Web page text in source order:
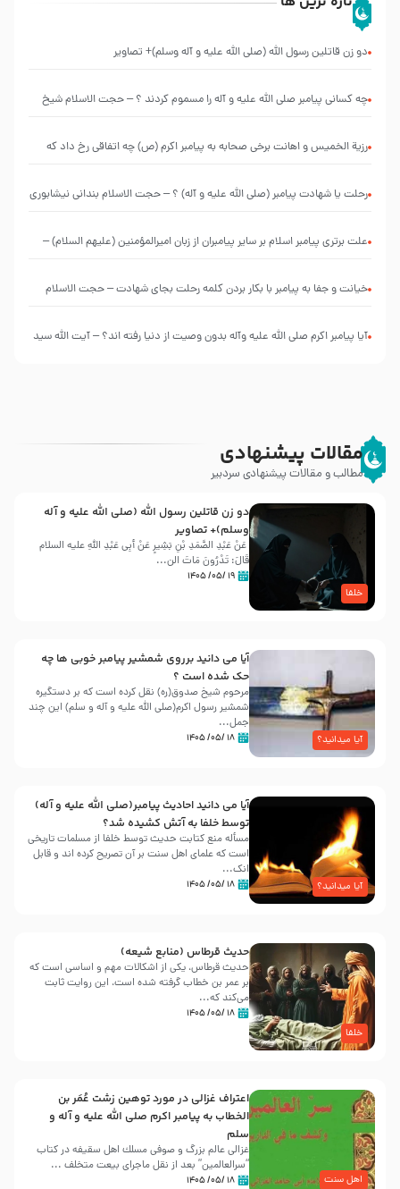
دو زن قاتلين رسول الله (صلى‌ الله‌ علیه‌ و آله‌ وسلم)+ تصاویر
چه کسانی پیامبر صلی الله علیه و آله را مسموم کردند ؟ – حجت الاسلام شیخ
رزیة الخمیس و اهانت برخی صحابه به پیامبر اکرم (ص) چه اتفاقی رخ داد که
رحلت یا شهادت پیامبر (صلی الله علیه و آله) ؟ – حجت الاسلام بندانی نیشابوری
علت برتری پیامبر اسلام بر سایر پیامبران از زبان امیرالمؤمنین (علیهم السلام) –
خیانت و جفا به پیامبر با بکار بردن کلمه رحلت بجای شهادت – حجت الاسلام
آیا پیامبر اکرم صلی الله علیه وآله بدون وصیت از دنیا رفته ‌اند؟ – آیت الله سید
مقالات پیشنهادی
مطالب و مقالات پیشنهادی سردبیر
خلفا
دو زن قاتلين رسول الله (صلى‌ الله‌ علیه‌ و آله‌
وسلم)+ تصاویر
عَنْ عَبْدِ الصَّمَدِ بْنِ بَشِیرٍ عَنْ أَبِی عَبْدِ اللَّهِ علیه السلام
قَالَ: تَدْرُونَ مَاتَ الن...
۱۹ /۰۵/ ۱۴۰۵
آیا میدانید؟
آیا می دانید برروی شمشیر پیامبر خوبی ها چه
حک شده است ؟
مرحوم شیخ صدوق(ره) نقل کرده است که بر دستگیره
شمشیر رسول اکرم(صلی الله علیه و آله و سلم) این چند
جمل...
۱۸ /۰۵/ ۱۴۰۵
آیا میدانید؟
آیا می دانید احادیث پیامبر(صلی الله علیه و آله)
توسط خلفا به آتش کشیده شد؟
مسأله منع کتابت حدیث توسط خلفا از مسلمات تاریخی
است که علمای اهل سنت بر آن تصریح کرده اند و قابل
انک...
۱۸ /۰۵/ ۱۴۰۵
خلفا
حدیث قرطاس (منابع شیعه)
حدیث قرطاس، یکی از اشکالات مهم و اساسی است که
بر عمر بن خطاب گرفته شده است، این روایت ثابت
می‌کند که...
۱۸ /۰۵/ ۱۴۰۵
اهل سنت
اعتراف غزالی در مورد توهین زشت عُمَر بن
الخطاب به پیامبر اکرم صلی الله علیه و آله و
سلم
غزالی عالم بزرگ و صوفی مسلك اهل سقيفه در کتاب
“سرالعالمین” بعد از نقل ماجرای بیعت متخلف ...
۱۸ /۰۵/ ۱۴۰۵